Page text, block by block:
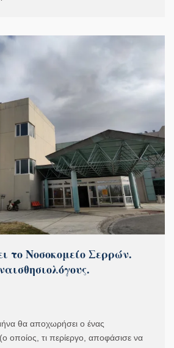
το Νοσοκομείο Σερρών.
θα αποχωρήσει ο ένας
οποίος, τι περίεργο, αποφάσισε να